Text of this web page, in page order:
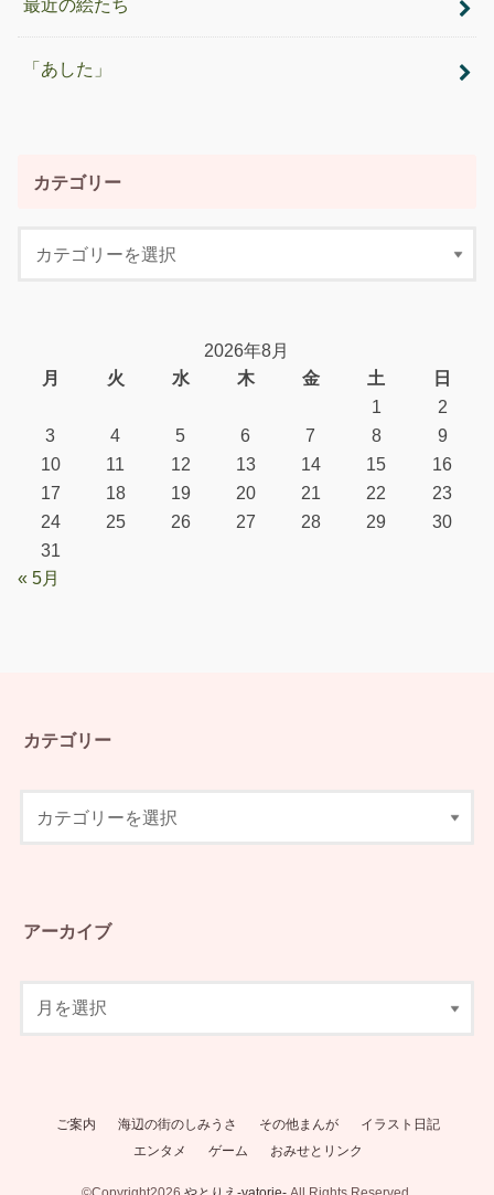
最近の絵たち
「あした」
カテゴリー
2026年8月
月
火 水 木 金 土
日
1
2
3
4 5 6 7 8
9
10
11 12 13 14 15
16
17
18 19 20 21 22
23
24
25 26 27 28 29
30
31
« 5月
カテゴリー
アーカイブ
ご案内 海辺の街のしみうさ その他まんが
イラスト日記
エンタメ
ゲーム おみせとリンク